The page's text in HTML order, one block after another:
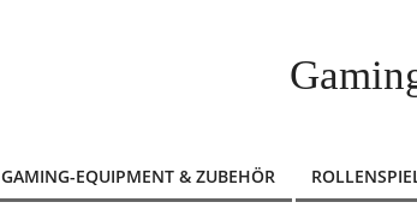
GAMING-EQUIPMENT & ZUBEHÖR